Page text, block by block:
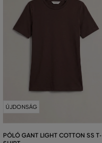
ÚJDONSÁG
PÓLÓ GANT LIGHT COTTON SS T-